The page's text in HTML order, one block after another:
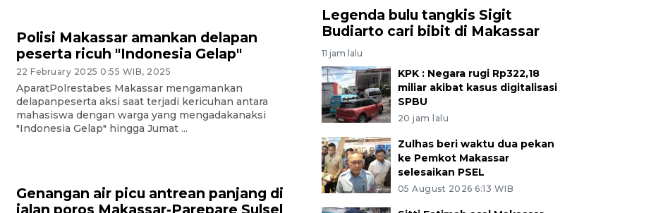
Polisi Makassar amankan delapan
peserta ricuh "Indonesia Gelap"
22 February 2025 0:55 WIB, 2025
AparatPolrestabes Makassar mengamankan
delapanpeserta aksi saat terjadi kericuhan antara
mahasiswa dengan warga yang mengadakanaksi
"Indonesia Gelap" hingga Jumat ...
Genangan air picu antrean panjang di
jalan poros Makassar-Parepare Sulsel
Legenda bulu tangkis Sigit
Budiarto cari bibit di Makassar
11 jam lalu
KPK : Negara rugi Rp322,18
miliar akibat kasus digitalisasi
SPBU
20 jam lalu
Zulhas beri waktu dua pekan
ke Pemkot Makassar
selesaikan PSEL
05 August 2026 6:13 WIB